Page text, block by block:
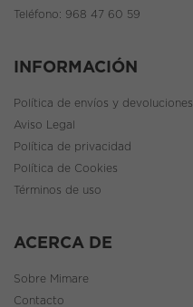
Teléfono: 968 47 60 59
INFORMACIÓN
Política de envíos y devoluciones
Aviso Legal
Política de privacidad
Política de Cookies
Términos de uso
ACERCA DE
Sobre Mimare
Contacto